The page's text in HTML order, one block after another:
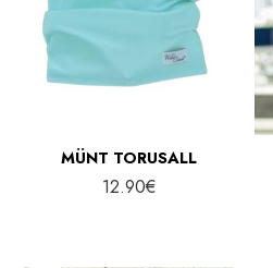
MÜNT TORUSALL
12.90€